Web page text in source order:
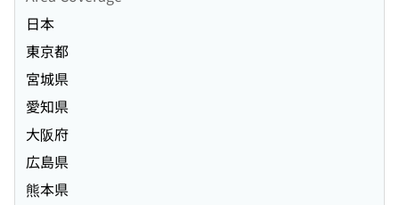
日本
東京都
宮城県
愛知県
大阪府
広島県
熊本県